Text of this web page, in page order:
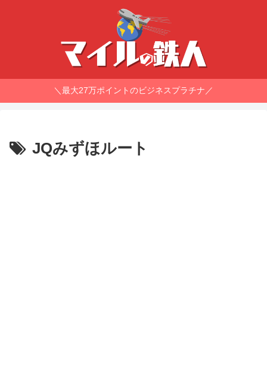
＼最大27万ポイントのビジネスプラチナ／
JQみずほルート